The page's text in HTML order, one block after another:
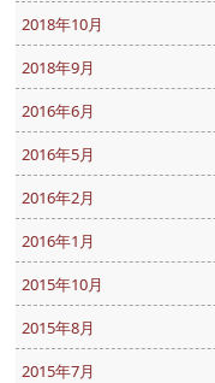
2018年10月
2018年9月
2016年6月
2016年5月
2016年2月
2016年1月
2015年10月
2015年8月
2015年7月